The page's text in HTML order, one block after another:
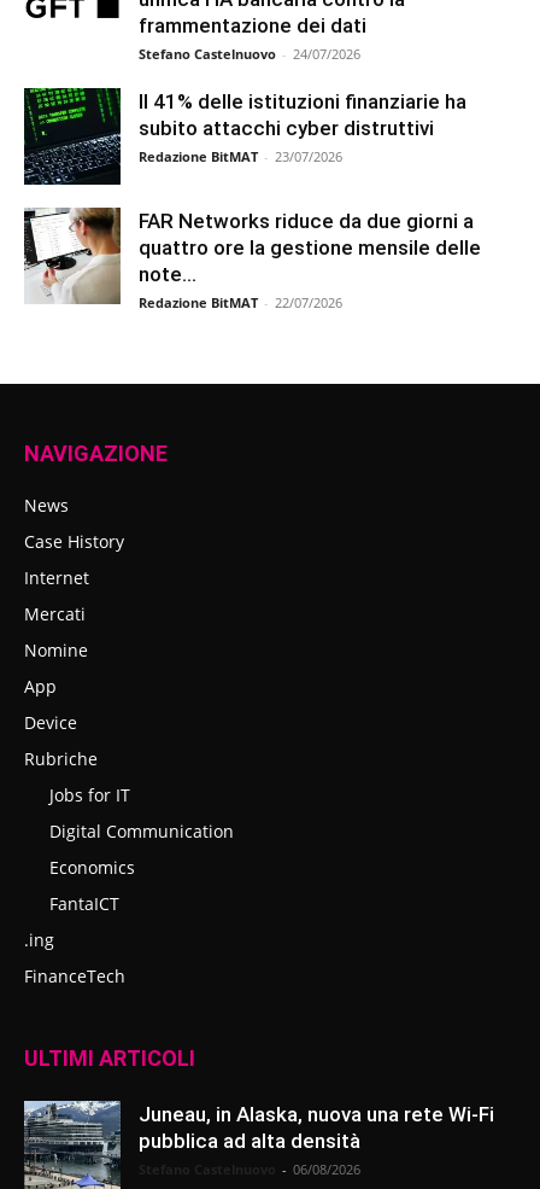
frammentazione dei dati
Stefano Castelnuovo - 24/07/2026
Il 41% delle istituzioni finanziarie ha
subito attacchi cyber distruttivi
Redazione BitMAT - 23/07/2026
FAR Networks riduce da due giorni a
quattro ore la gestione mensile delle
note...
Redazione BitMAT - 22/07/2026
NAVIGAZIONE
News
Case History
Internet
Mercati
Nomine
App
Device
Rubriche
Jobs for IT
Digital Communication
Economics
FantaICT
.ing
FinanceTech
ULTIMI ARTICOLI
Juneau, in Alaska, nuova una rete Wi-Fi
pubblica ad alta densità
- 06/08/2026